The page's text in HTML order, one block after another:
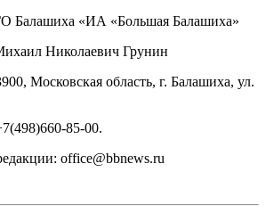
Балашиха «ИА «Большая Балашиха»
Николаевич Грунин
Московская область, г. Балашиха, ул.
85-00.
office@bbnews.ru